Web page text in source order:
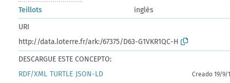
Teillots
inglés
URI
http://data.loterre.fr/ark:/67375/D63-G1VKR1QC-H
DESCARGUE ESTE CONCEPTO:
RDF/XML TURTLE JSON-LD Creado 19/9/